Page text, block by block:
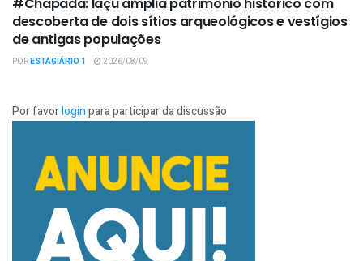
#Chapada: Iaçu amplia patrimônio histórico com
descoberta de dois sítios arqueológicos e vestígios
de antigas populações
PORESTAGIÁRIO 1 2026/08/09
Por favorloginpara participar da discussão